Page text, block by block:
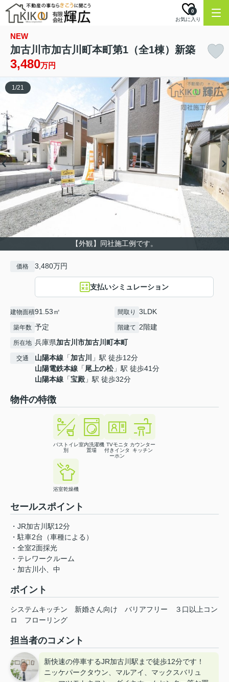
お気に入り
0
NEW
加古川市加古川町本町第1（全1棟）新築
3,480万円
【外観】同社施工例です。
1/21
価格 3,480万円
支払いシミュレーション
建物面積91.53㎡ 間取り 3LDK
築年数 予定 階建て 2階建
所在地 兵庫県加古川市加古川町本町
交通 山陽本線 「加古川
」駅 徒歩12分
山陽電鉄本線 「尾上の松」駅 徒歩41分
山陽本線 「宝殿 」駅 徒歩32分
物件の特徴
バストイレ
別
室内洗濯機
置場
TVモニタ
付きインタ
ーホン
カウンター
キッチン
浴室乾燥機
セールスポイント
・JR加古川駅12分
・駐車2台（車種による）
・全室2面採光
・テレワークルーム
・加古川小、中
ポイント
システムキッチン 新婚さん向け バリアフリー
３口以上コン
ロ
フローリング
担当者のコメント
新快速の停車するJR加古川駅まで徒歩12分です！
ニッケパークタウン、マルアイ、マックスバリュ